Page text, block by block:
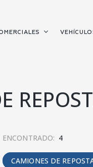
ENCONTRADO: 4
CAMIONES DE